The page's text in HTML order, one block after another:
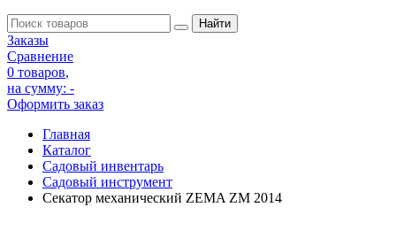
Заказы
Сравнение
0 товаров,
на сумму: -
Оформить заказ
Главная
Каталог
Садовый инвентарь
Садовый инструмент
Секатор механический ZEMA ZM 2014